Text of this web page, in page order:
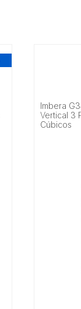
Imbera
Vertical 3
Cúbicos